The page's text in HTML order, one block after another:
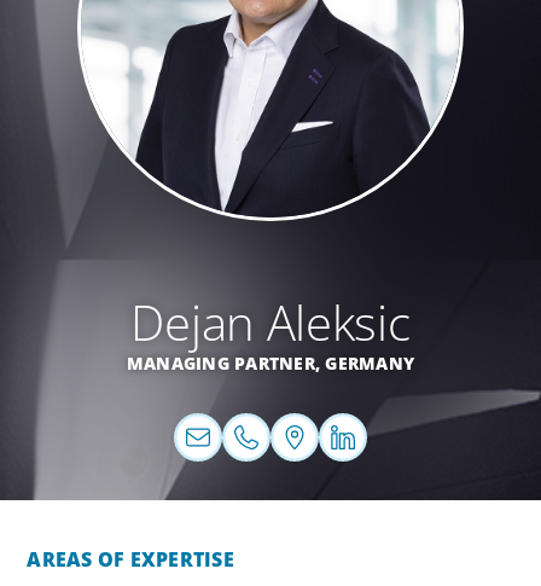
Dejan Aleksic
MANAGING PARTNER,GERMANY
AREAS OF EXPERTISE